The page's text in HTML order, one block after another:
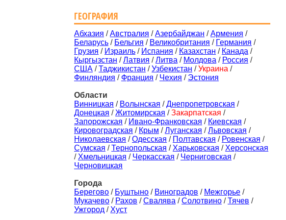
ГЕОГРАФИЯ
Абхазия /Австралия /Азербайджан /Армения /
Беларусь / Бельгия / Великобритания / Германия /
Грузия / Израиль / Испания / Казахстан / Канада /
Кыргызстан /Латвия /Литва / Молдова / Россия /
США /Таджикистан /Узбекистан /Украина /
Финляндия / Франция / Чехия / Эстония
Области
Винницкая / Волынская /Днепропетровская /
Донецкая /Житомирская /Закарпатская /
Запорожская / Ивано-Франковская / Киевская /
Кировоградская / Крым /Луганская /Львовская /
Николаевская /Одесская / Полтавская / Ровенская /
Сумская /Тернопольская / Харьковская / Херсонская
/ Хмельницкая / Черкасская / Черниговская /
Черновицкая
Города
Берегово / Буштыно / Виноградов / Межгорье /
Мукачево / Рахов /Свалява /Солотвино /Тячев /
Ужгород / Хуст